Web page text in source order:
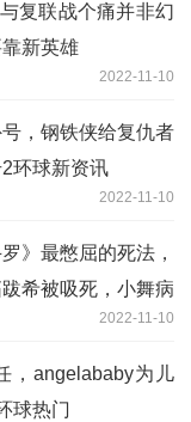
复联战个痛并非幻
新英雄
2022-11-10
，钢铁侠给复仇者
环球新资讯
2022-11-10
》最憋屈的死法，
希被吸死，小舞病
2022-11-10
，angelababy为儿
球热门